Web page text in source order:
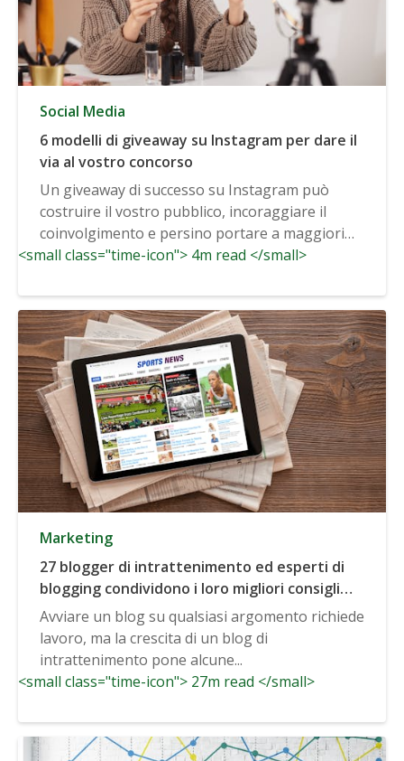
Social Media
6 modelli di giveaway su Instagram per dare il
via al vostro concorso
Un giveaway di successo su Instagram può
costruire il vostro pubblico, incoraggiare il
coinvolgimento e persino portare a maggiori
vendite...
<small class="time-icon"> 4m read </small>
Marketing
27 blogger di intrattenimento ed esperti di
blogging condividono i loro migliori consigli
per far crescere un blog di intrattenimento
Avviare un blog su qualsiasi argomento richiede
lavoro, ma la crescita di un blog di
intrattenimento pone alcune...
<small class="time-icon"> 27m read </small>